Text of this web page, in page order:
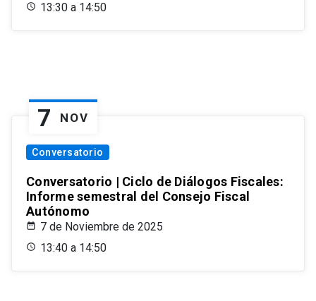
13:30 a 14:50
7 NOV
Conversatorio
Conversatorio | Ciclo de Diálogos Fiscales:
Informe semestral del Consejo Fiscal
Autónomo
7 de Noviembre de 2025
13:40 a 14:50